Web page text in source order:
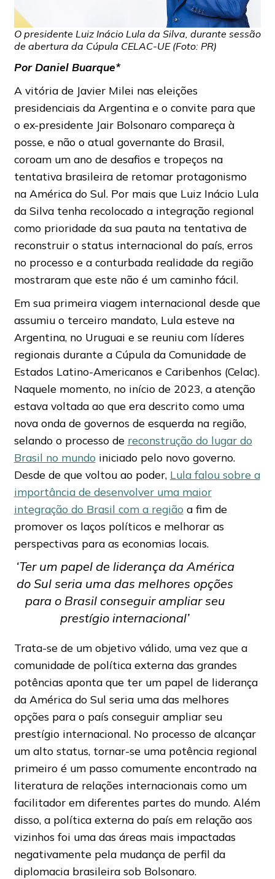
O presidente Luiz Inácio Lula da Silva, durante sessão
de abertura da Cúpula CELAC-UE (Foto: PR)
Por Daniel Buarque*
A vitória de Javier Milei nas eleições
presidenciais da Argentina e o convite para que
o ex-presidente Jair Bolsonaro compareça à
posse, e não o atual governante do Brasil,
coroam um ano de desafios e tropeços na
tentativa brasileira de retomar protagonismo
na América do Sul. Por mais que Luiz Inácio Lula
da Silva tenha recolocado a integração regional
como prioridade da sua pauta na tentativa de
reconstruir o status internacional do país, erros
no processo e a conturbada realidade da região
mostraram que este não é um caminho fácil.
Em sua primeira viagem internacional desde que
assumiu o terceiro mandato, Lula esteve na
Argentina, no Uruguai e se reuniu com líderes
regionais durante a Cúpula da Comunidade de
Estados Latino-Americanos e Caribenhos (Celac).
Naquele momento, no início de 2023, a atenção
estava voltada ao que era descrito como uma
nova onda de governos de esquerda na região,
selando o processo de reconstrução do lugar do
Brasil no mundo iniciado pelo novo governo.
Desde de que voltou ao poder, Lula falou sobre a
importância de desenvolver uma maior
integração do Brasil com a região a fim de
promover os laços políticos e melhorar as
perspectivas para as economias locais.
‘Ter um papel de liderança da América
do Sul seria uma das melhores opções
para o Brasil conseguir ampliar seu
prestígio internacional’
Trata-se de um objetivo válido, uma vez que a
comunidade de política externa das grandes
potências aponta que ter um papel de liderança
da América do Sul seria uma das melhores
opções para o país conseguir ampliar seu
prestígio internacional. No processo de alcançar
um alto status, tornar-se uma potência regional
primeiro é um passo comumente encontrado na
literatura de relações internacionais como um
facilitador em diferentes partes do mundo. Além
disso, a política externa do país em relação aos
vizinhos foi uma das áreas mais impactadas
negativamente pela mudança de perfil da
diplomacia brasileira sob Bolsonaro.